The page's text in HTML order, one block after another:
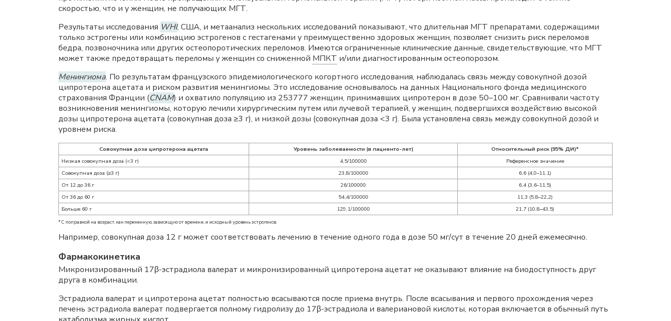
скоростью, что и у женщин, не получающих МГТ.
Результаты исследования WHI, США, и метаанализ нескольких исследований показывают, что длительная МГТ препаратами, содержащими
только эстрогены или комбинацию эстрогенов с гестагенами у преимущественно здоровых женщин, позволяет снизить риск переломов
бедра, позвоночника или других остеопоротических переломов. Имеются ограниченные клинические данные, свидетельствующие, что МГТ
может также предотвращать переломы у женщин со сниженной МПКТ и/или диагностированным остеопорозом.
Менингиома. По результатам французского эпидемиологического когортного исследования, наблюдалась связь между совокупной дозой
ципротерона ацетата и риском развития менингиомы. Это исследование основывалось на данных Национального фонда медицинского
страхования Франции (CNAM) и охватило популяцию из 253777 женщин, принимавших ципротерон в дозе 50–100 мг. Сравнивали частоту
возникновения менингиомы, которую лечили хирургическим путем или лучевой терапией, у женщин, подвергшихся воздействию высокой
дозы ципротерона ацетата (совокупная доза ≥3 г), и низкой дозы (совокупная доза <3 г). Была установлена связь между совокупной дозой и
уровнем риска.
Совокупная доза ципротерона ацетата Уровень заболеваемости (в пациенто-лет)
Относительный риск (95% ДИ)*
Низкая совокупная доза (<3 г)
4,5/100000
Референсное значение
Совокупная доза (≥3 г)
23,8/100000
6,6 (4,0–11,1)
От 12 до 36 г
26/100000
6,4 (3,6–11,5)
От 36 до 60 г
54,4/100000
11,3 (5,8–22,2)
Больше 60 г
129,1/100000 21,7 (10,8–43,5)
* С поправкой на возраст, как переменную, зависящую от времени, и исходный уровень эстрогенов.
Например, совокупная доза 12 г может соответствовать лечению в течение одного года в дозе 50 мг/сут в течение 20 дней ежемесячно.
Фармакокинетика
Микронизированный 17β-эстрадиола валерат и микронизированный ципротерона ацетат не оказывают влияние на биодоступность друг
друга в комбинации.
Эстрадиола валерат и ципротерона ацетат полностью всасываются после приема внутрь. После всасывания и первого прохождения через
печень эстрадиола валерат подвергается полному гидролизу до 17β-эстрадиола и валериановой кислоты, которая включается в обычный путь